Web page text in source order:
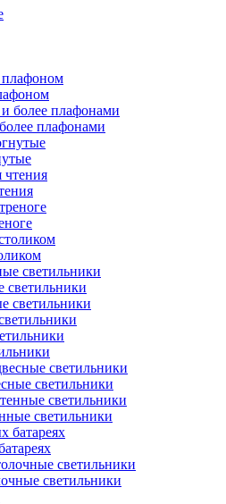
плафонами
светильники
светильники
светильники
светильники